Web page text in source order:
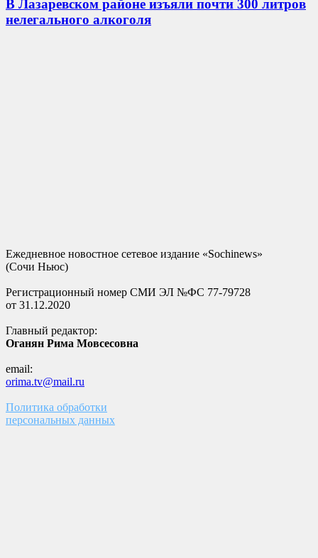
В Лазаревском районе изъяли почти 300 литров
нелегального алкоголя
Ежедневное новостное сетевое издание «Sochinews»
(Сочи Ньюс)
Регистрационный номер СМИ ЭЛ №ФС 77-79728
от 31.12.2020
Главный редактор:
Оганян Рима Мовсесовна
email:
orima.tv@mail.ru
Политика обработки
персональных данных